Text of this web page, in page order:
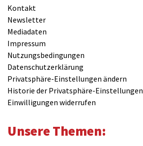
Kontakt
Newsletter
Mediadaten
Impressum
Nutzungsbedingungen
Datenschutzerklärung
Privatsphäre-Einstellungen ändern
Historie der Privatsphäre-Einstellungen
Einwilligungen widerrufen
Unsere Themen: